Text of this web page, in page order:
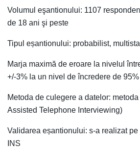
Volumul eşantionului: 1107
de 18 ani şi peste
Tipul eșantionului: probabilist,
Marja maximă de eroare la nivelul
+/-3% la un nivel de încredere de 95%
Metoda de culegere a datelor:
Assisted Telephone Interviewing)
Validarea eșantionului: s-a realizat
INS